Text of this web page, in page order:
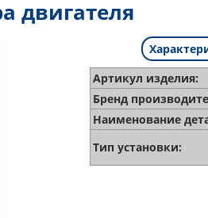
двигателя
Артикул изделия:
Бренд
Наименование
Тип установки: